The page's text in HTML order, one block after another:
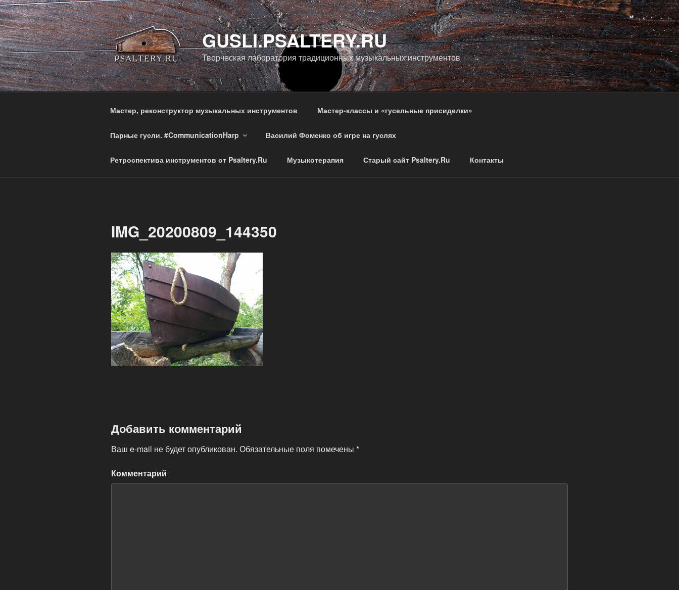
Перейти
к
содержимому
GUSLI.PSALTERY.RU
Творческая лаборатория традиционных музыкальных инструментов
Мастер, реконструктор музыкальных инструментов Мастер-классы и «гусельные присиделки»
Парные гусли. #CommunicationHarp Василий Фоменко об игре на гуслях
Ретроспектива инструментов от Psaltery.Ru Музыкотерапия Старый сайт Psaltery.Ru Контакты
IMG_20200809_144350
Добавить комментарий
Ваш e-mail не будет опубликован. Обязательные поля помечены *
Комментарий